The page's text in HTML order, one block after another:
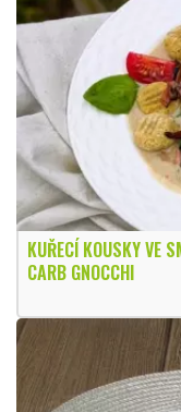
KUŘECÍ KOUSKY VE
CARB GNOCCHI